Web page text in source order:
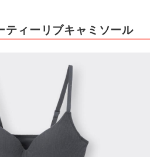
ティーリブキャミソール